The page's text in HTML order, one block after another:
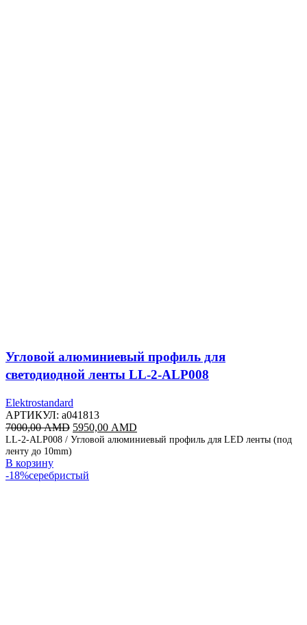
Угловой алюминиевый профиль для
светодиодной ленты LL-2-ALP008
Elektrostandard
АРТИКУЛ: a041813
7000,00AMD Первоначальная
цена
5950,00 AMD
цена:
LL-2-ALP008 / Угловой алюминиевый профиль для LED ленты (под
ленту до 10mm)
В корзину
-18%серебристый